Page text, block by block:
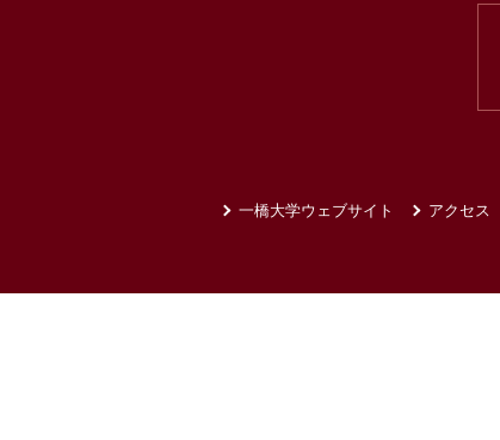
一橋大学ウェブサイト アクセス